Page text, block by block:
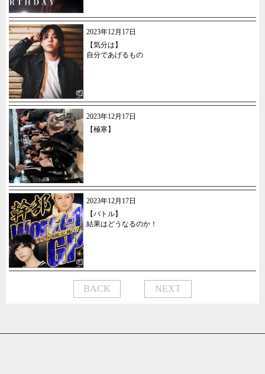
2023年12月17日
【気分は】
自分であげるもの
2023年12月17日
【極寒】
2023年12月17日
【バトル】
結果はどうなるのか！
BACK NEXT